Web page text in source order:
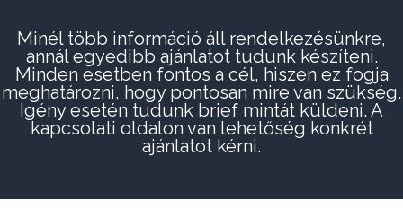
Minél több információ áll rendelkezésünkre,
annál egyedibb ajánlatot tudunk készíteni.
Minden esetben fontos a cél, hiszen ez fogja
meghatározni, hogy pontosan mire van szükség.
Igény esetén tudunk brief mintát küldeni. A
kapcsolati oldalon van lehetőség konkrét
ajánlatot kérni.